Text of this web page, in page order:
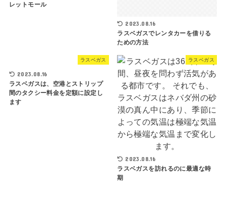
レットモール
2023.08.16
ラスベガスでレンタカーを借りる
ための方法
ラスベガス
2023.08.16
ラスベガスは、空港とストリップ
間のタクシー料金を定額に設定し
ます
ラスベガス
2023.08.16
ラスベガスを訪れるのに最適な時
期